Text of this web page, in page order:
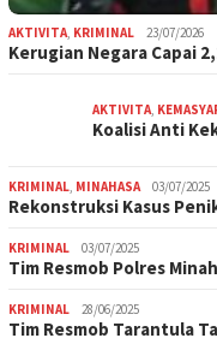
AKTIVITA KRIMINAL 23/07/2026
Kerugian Negara Capai
AKTIVITA
Koalisi Anti
KRIMINAL MINAHASA 03/07/2025
Rekonstruksi Kasus
KRIMINAL 03/07/2025
Tim Resmob Polres
KRIMINAL 28/06/2025
Tim Resmob Tarantula